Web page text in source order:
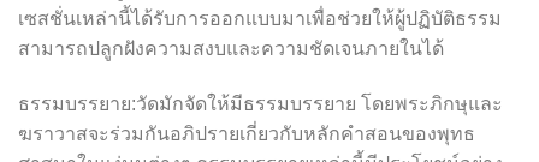
เซสชั่นเหล่านี้ได้รับการออกแบบมาเพื่อช่วยให้ผู้ปฏิบัติธรรม
สามารถปลูกฝังความสงบและความชัดเจนภายในได้
ธรรมบรรยาย:วัดมักจัดให้มีธรรมบรรยาย โดยพระภิกษุและ
ฆราวาสจะร่วมกันอภิปรายเกี่ยวกับหลักคำสอนของพุทธ